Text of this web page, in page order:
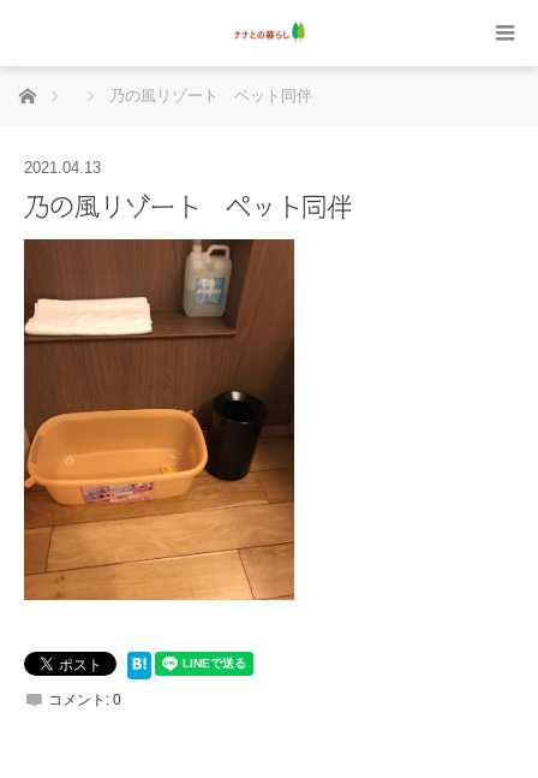
ホーム 乃の風リゾート ペット同伴
2021.04.13
乃の風リゾート ペット同伴
コメント: 0